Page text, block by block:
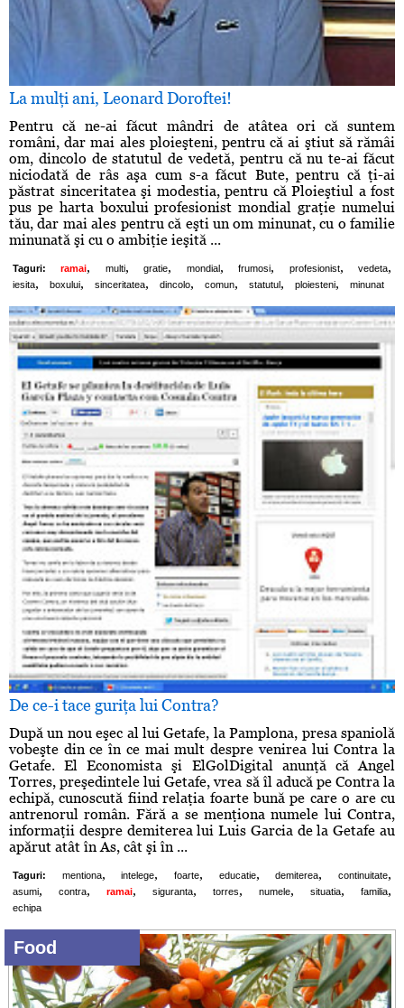
La mulţi ani, Leonard Doroftei!
Pentru că ne-ai făcut mândri de atâtea ori că suntem
români, dar mai ales ploieşteni, pentru că ai ştiut să rămâi
om, dincolo de statutul de vedetă, pentru că nu te-ai făcut
niciodată de râs aşa cum s-a făcut Bute, pentru că ţi-ai
păstrat sinceritatea şi modestia, pentru că Ploieştiul a fost
pus pe harta boxului profesionist mondial graţie numelui
tău, dar mai ales pentru că eşti un om minunat, cu o familie
minunată şi cu o ambiţie ieşită ...
Taguri: ramai, multi, gratie, mondial, frumosi, profesionist, vedeta,
iesita, boxului, sinceritatea, dincolo, comun, statutul , ploiesteni, minunat
De ce-i tace guriţa lui Contra?
După un nou eşec al lui Getafe, la Pamplona, presa spaniolă
vobeşte din ce în ce mai mult despre venirea lui Contra la
Getafe. El Economista şi ElGolDigital anunţă că Angel
Torres, preşedintele lui Getafe, vrea să îl aducă pe Contra la
echipă, cunoscută fiind relaţia foarte bună pe care o are cu
antrenorul român. Fără a se menţiona numele lui Contra,
informaţii despre demiterea lui Luis Garcia de la Getafe au
apărut atât în As, cât şi în ...
Taguri: mentiona, intelege, foarte, educatie, demiterea, continuitate,
asumi, contra, ramai, siguranta, torres, numele, situatia, familia,
echipa
Food